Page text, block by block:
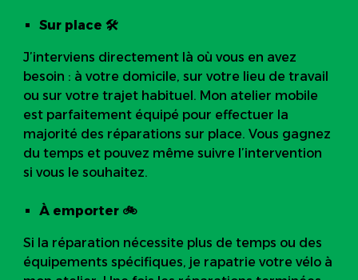
Sur place 🛠️
J’interviens directement là où vous en avez
besoin : à votre domicile, sur votre lieu de travail
ou sur votre trajet habituel. Mon atelier mobile
est parfaitement équipé pour effectuer la
majorité des réparations sur place. Vous gagnez
du temps et pouvez même suivre l’intervention
si vous le souhaitez.
À emporter 🚲
Si la réparation nécessite plus de temps ou des
équipements spécifiques, je rapatrie votre vélo à